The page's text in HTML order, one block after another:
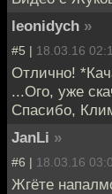
leonidych »
#5 | 18.03.16
Отлично!
...Ого, уже
Спасибо,
JanLi »
#6 | 18.03.16
Жгёте